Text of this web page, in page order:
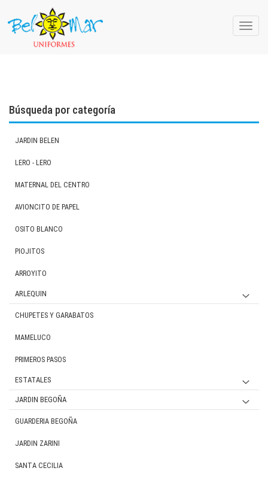
Toggle
Búsqueda por categoría
JARDIN BELEN
LERO - LERO
MATERNAL DEL CENTRO
AVIONCITO DE PAPEL
OSITO BLANCO
PIOJITOS
ARROYITO
ARLEQUIN
MATERNAL
JARDIN
CHUPETES Y GARABATOS
MAMELUCO
PRIMEROS PASOS
ESTATALES
NENA
NENE
JARDIN BEGOÑA
Educación fí­sica
GUARDERIA BEGOÑA
JARDIN ZARINI
SANTA CECILIA